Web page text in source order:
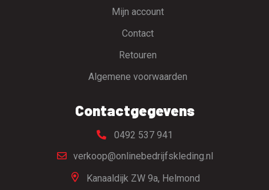
Mijn account
Contact
Retouren
Algemene voorwaarden
Contactgegevens
0492 537 941
verkoop@onlinebedrijfskleding.nl
Kanaaldijk ZW 9a, Helmond